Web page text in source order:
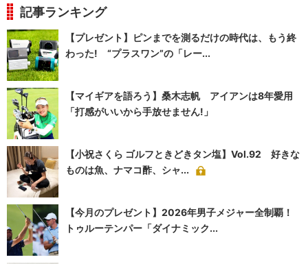
記事ランキング
【プレゼント】ピンまでを測るだけの時代は、もう終
わった! “プラスワン”の「レー...
【マイギアを語ろう】桑木志帆 アイアンは8年愛用
「打感がいいから手放せません!」
【小祝さくら ゴルフときどきタン塩】Vol.92 好きな
ものは魚、ナマコ酢、シャ...
【今月のプレゼント】2026年男子メジャー全制覇！
トゥルーテンパー「ダイナミック...